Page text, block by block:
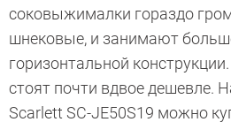
соковыжималки гораздо
шнековые, и занимают
горизонтальной
стоят почти вдвое дешевле.
Scarlett SC-JE50S19 можно